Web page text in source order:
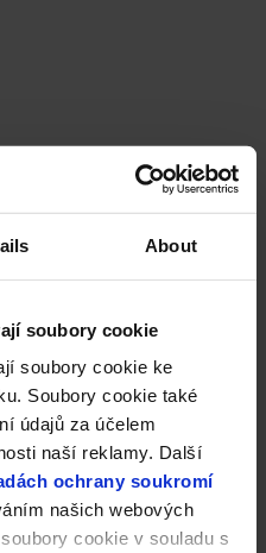
About
soubory cookie
soubory cookie ke
Soubory cookie také
údajů za účelem
naší reklamy. Další
ochrany soukromí
našich webových
cookie v souladu s